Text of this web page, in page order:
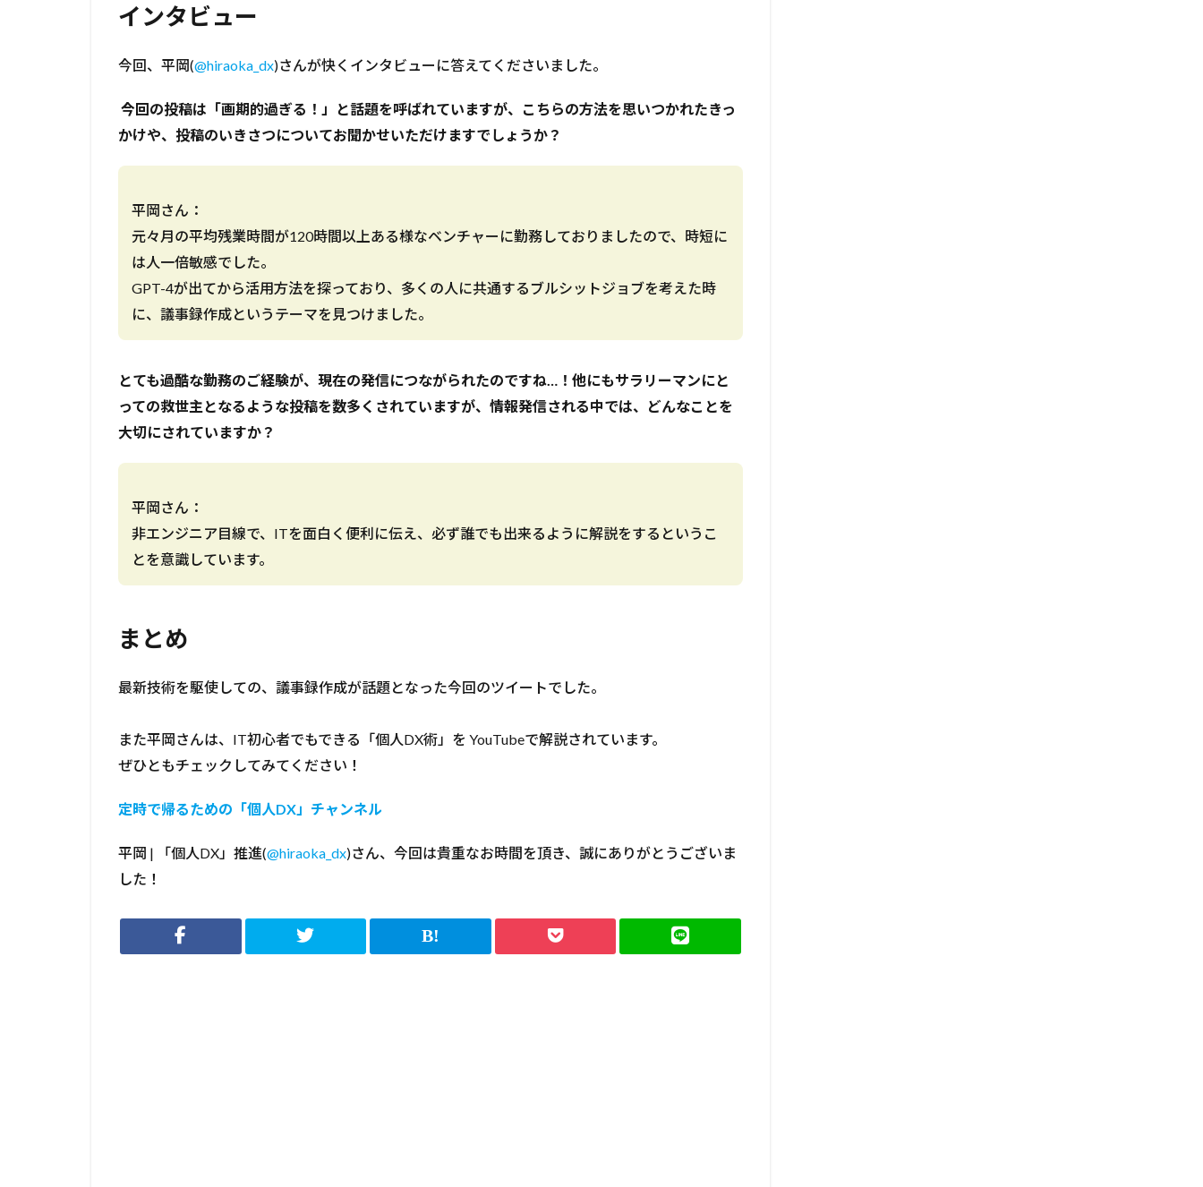
インタビュー
今回、平岡(@hiraoka_dx)さんが快くインタビューに答えてくださいました。
――― 今回の投稿は「画期的過ぎる！」と話題を呼ばれていますが、こちらの方法を思いつかれたきっ
かけや、投稿のいきさつについてお聞かせいただけますでしょうか？
平岡さん：
元々月の平均残業時間が120時間以上ある様なベンチャーに勤務しておりましたので、時短に
は人一倍敏感でした。
GPT-4が出てから活用方法を探っており、多くの人に共通するブルシットジョブを考えた時
に、議事録作成というテーマを見つけました。
―――とても過酷な勤務のご経験が、現在の発信につながられたのですね…！他にもサラリーマンにと
っての救世主となるような投稿を数多くされていますが、情報発信される中では、どんなことを
大切にされていますか？
平岡さん：
非エンジニア目線で、ITを面白く便利に伝え、必ず誰でも出来るように解説をするというこ
とを意識しています。
まとめ
最新技術を駆使しての、議事録作成が話題となった今回のツイートでした。
また平岡さんは、IT初心者でもできる「個人DX術」を YouTubeで解説されています。
ぜひともチェックしてみてください！
定時で帰るための「個人DX」チャンネル
平岡 | 「個人DX」推進(@hiraoka_dx)さん、今回は貴重なお時間を頂き、誠にありがとうございま
した！